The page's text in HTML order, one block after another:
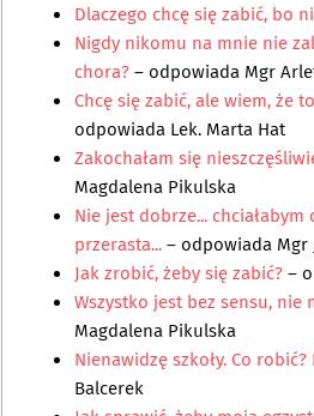
Dlaczego chcę się zabić, bo
Nigdy nikomu na mnie nie
chora?– odpowiada Mgr
Chcę się zabić, ale wiem, że
odpowiada Lek. Marta Hat
Zakochałam się
Magdalena Pikulska
Nie jest dobrze...
przerasta...– odpowiada Mgr
Jak zrobić, żeby się zabić?–
Wszystko jest bez sensu, nie
Magdalena Pikulska
Nienawidzę szkoły. Co
Balcerek